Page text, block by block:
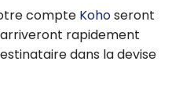
compte Kohoseront
rapidement
dans la devise